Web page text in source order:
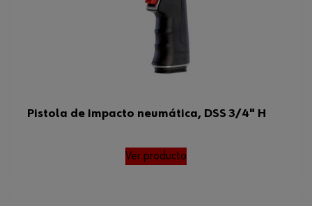
Pistola de impacto neumática, DSS 3/4" H
Ver producto